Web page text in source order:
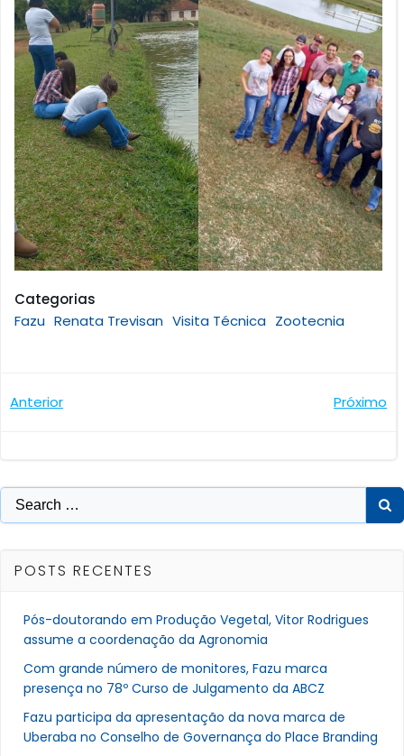
Categorias
Fazu Renata Trevisan Visita Técnica Zootecnia
Navegação
Post
Anterior
Post
Próximo
Search
for:
POSTS RECENTES
Pós-doutorando em Produção Vegetal, Vitor Rodrigues
assume a coordenação da Agronomia
Com grande número de monitores, Fazu marca
presença no 78º Curso de Julgamento da ABCZ
Fazu participa da apresentação da nova marca de
Uberaba no Conselho de Governança do Place Branding